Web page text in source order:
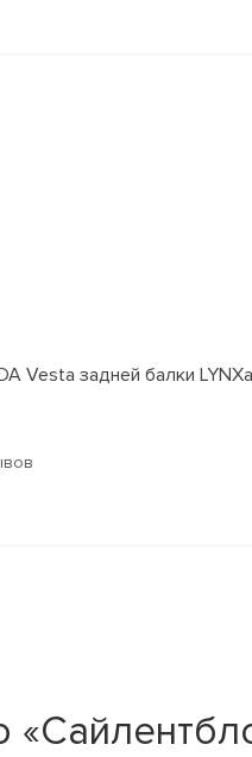
Vesta задней балки